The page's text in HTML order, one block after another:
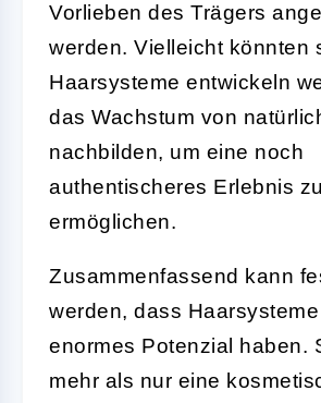
Vorlieben des Trägers
werden. Vielleicht könnten
Haarsysteme entwickeln
das Wachstum von
nachbilden, um eine noch
authentischeres Erlebnis zu
ermöglichen.
Zusammenfassend kann
werden, dass
enormes Potenzial haben.
mehr als nur eine